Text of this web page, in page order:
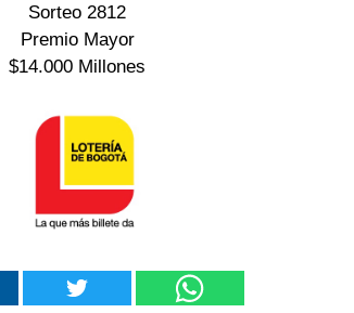
Sorteo 2812
Premio Mayor
$14.000 Millones